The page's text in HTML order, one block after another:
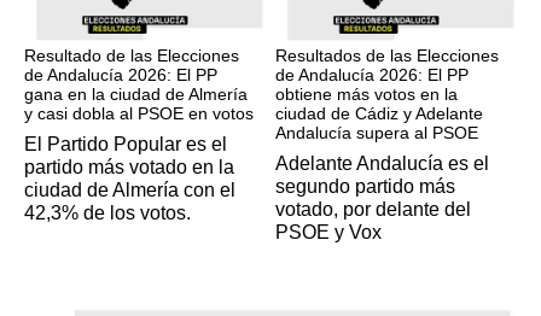
Resultado de las Elecciones
de Andalucía 2026: El PP
gana en la ciudad de Almería
y casi dobla al PSOE en votos
El Partido Popular es el
partido más votado en la
ciudad de Almería con el
42,3% de los votos.
Resultados de las Elecciones
de Andalucía 2026: El PP
obtiene más votos en la
ciudad de Cádiz y Adelante
Andalucía supera al PSOE
Adelante Andalucía es el
segundo partido más
votado, por delante del
PSOE y Vox